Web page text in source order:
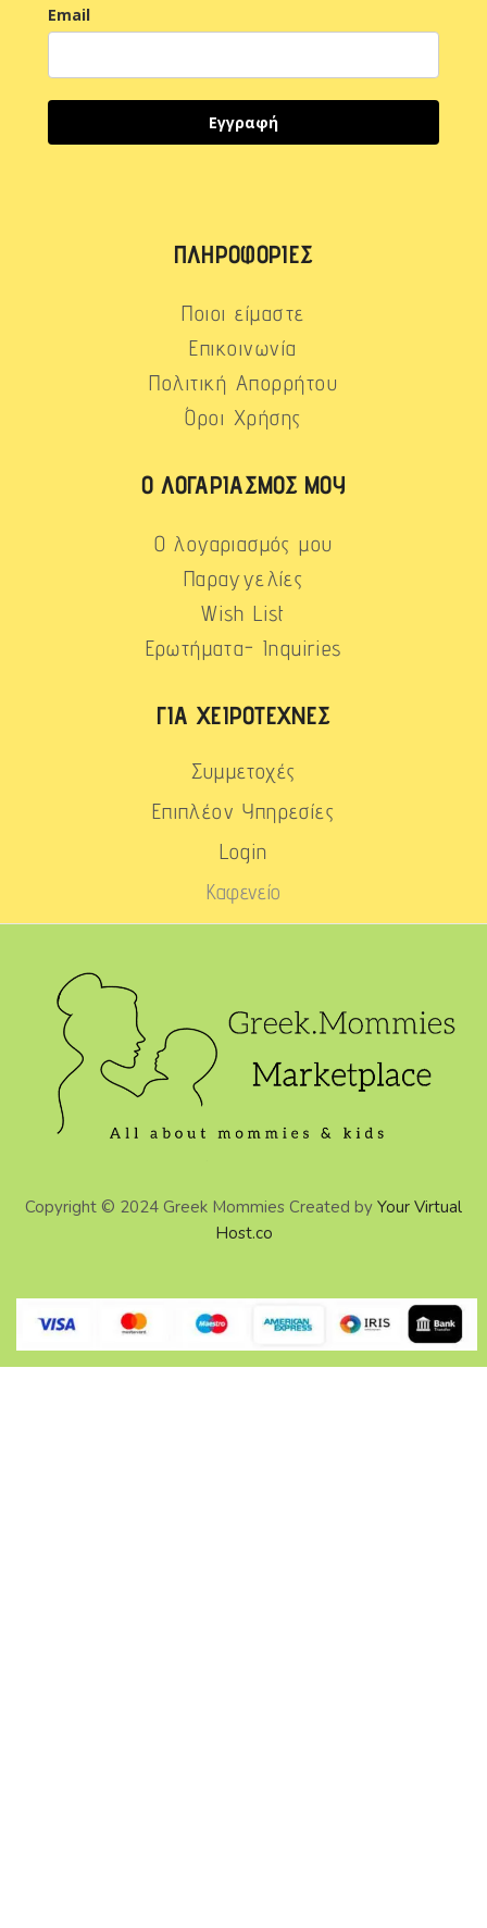
Email
Εγγραφή
ΠΛΗΡΟΦΟΡΊΕΣ
Ποιοι είμαστε
Επικοινωνία
Πολιτική Απορρήτου
Όροι Χρήσης
Ο ΛΟΓΑΡΙΑΣΜΌΣ ΜΟΥ
Ο λογαριασμός μου
Παραγγελίες
Wish List
Ερωτήματα- Inquiries
ΓΙΑ ΧΕΙΡΟΤΈΧΝΕΣ
Συμμετοχές
Επιπλέον Υπηρεσίες
Login
Καφενείο
Copyright © 2024 Greek Mommies Created by Your Virtual
Host.co